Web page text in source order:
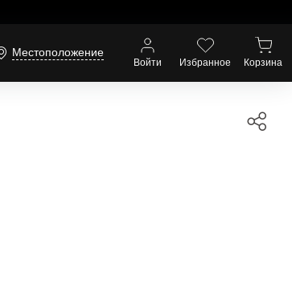
Местоположение
Избранное Корзина
Войти